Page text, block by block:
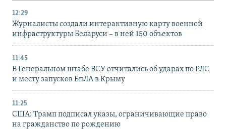
12:29
Журналисты создали интерактивную карту военной
инфраструктуры Беларуси – в ней 150 объектов
11:45
В Генеральном штабе ВСУ отчитались об ударах по РЛС
и месту запусков БпЛА в Крыму
11:25
США: Трамп подписал указы, ограничивающие право
на гражданство по рождению